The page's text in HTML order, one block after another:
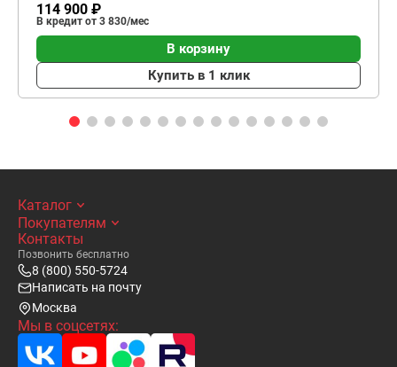
114 900 ₽
В кредит от 3 830/мес
В корзину
Купить в 1 клик
Каталог
Покупателям
Контакты
Позвонить бесплатно
8 (800) 550-5724
Написать на почту
Москва
Мы в соцсетях: